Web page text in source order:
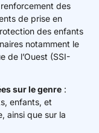
des
de prise en
des enfants
notamment le
de l’Ouest (SSI-
sur le genre :
enfants, et
ainsi que sur la